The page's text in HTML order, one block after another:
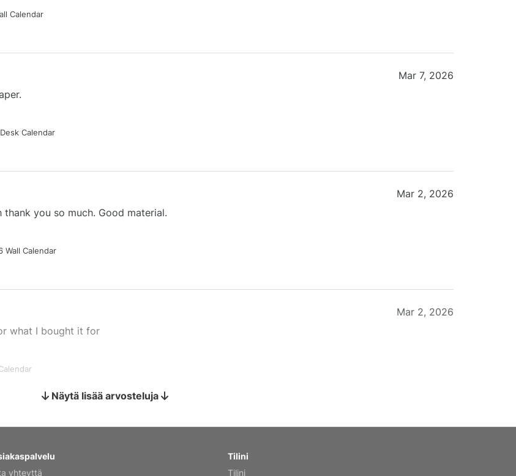
Calendar
Calendar
Mar 7, 2026
you so much. Good material.
Wall Calendar
Mar 2, 2026
what I bought it for
Mar 2, 2026
Feb 20, 2026
Näytä lisää arvosteluja
yhteyttä
Tilini
Tilini